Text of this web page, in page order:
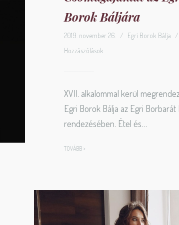
Borok Báljára
2019. november 26. / Egri Borok Bálja /
Hozzászólások
XVII. alkalommal kerül
Egri Borok Bálja az Egri Borbarát
rendezésében. Étel és…
TOVÁBB >